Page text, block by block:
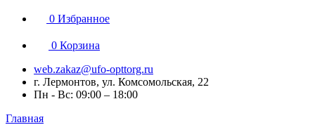
0 Избранное
0 Корзина
web.zakaz@ufo-opttorg.ru
г. Лермонтов, ул. Комсомольская, 22
Пн - Вс: 09:00 – 18:00
Главная